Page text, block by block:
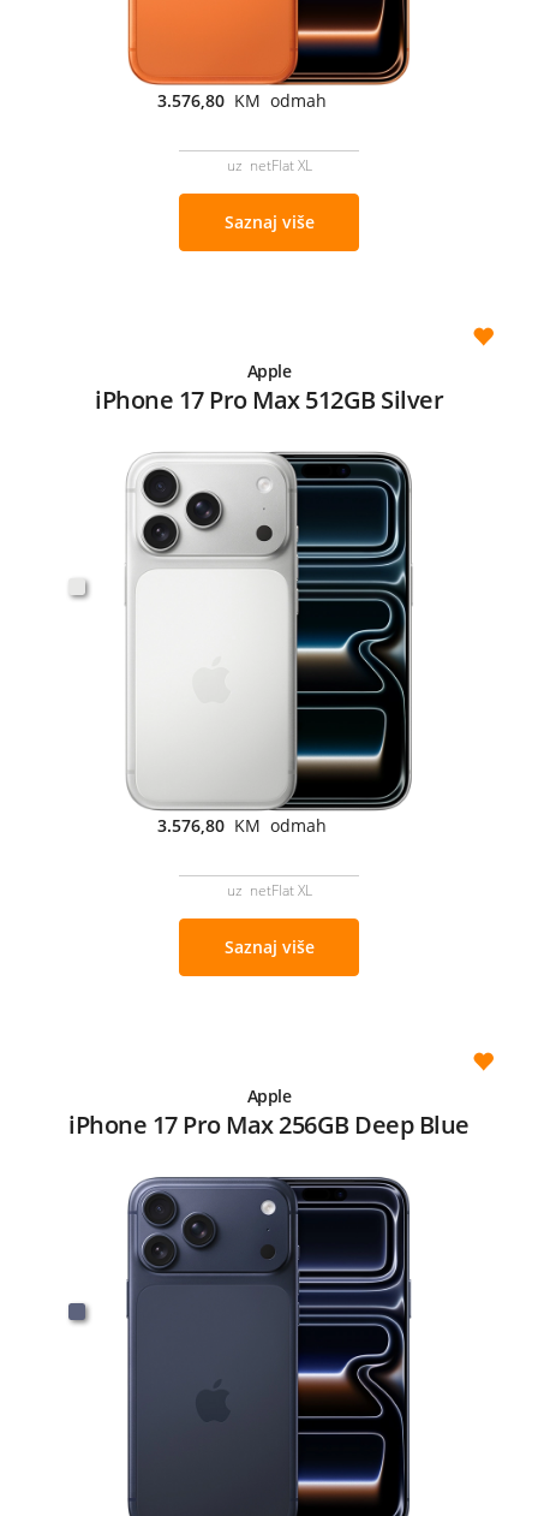
3.576,80 KM odmah
uz netFlat XL
Saznaj više
Apple
iPhone 17 Pro Max 512GB Silver
3.576,80 KM odmah
uz netFlat XL
Saznaj više
Apple
iPhone 17 Pro Max 256GB Deep Blue